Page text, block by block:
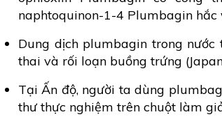
naphtoquinon-1-4 Plumbagin
Dung dịch plumbagin trong
thai và rối loạn buồng trứng
Tại Ấn độ, người ta dùng
thư thực nghiệm trên chuột làm